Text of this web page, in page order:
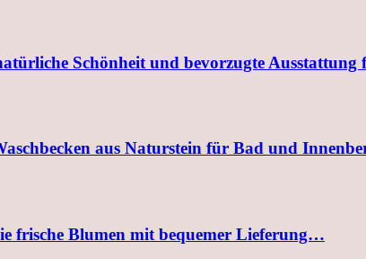
Schönheit und bevorzugte Ausstattung
aus Naturstein für Bad und
frische Blumen mit bequemer Lieferung…